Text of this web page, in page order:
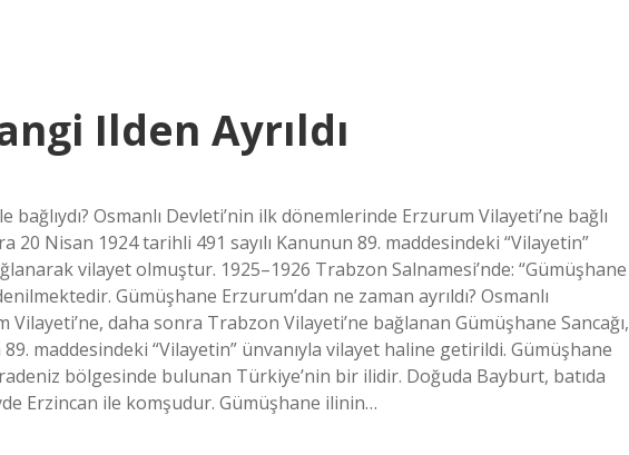
Ilden Ayrıldı
Osmanlı Devleti’nin ilk dönemlerinde Erzurum Vilayeti’ne bağlı
20 Nisan 1924 tarihli 491 sayılı Kanunun 89. maddesindeki “Vilayetin”
vilayet olmuştur. 1925–1926 Trabzon Salnamesi’nde: “Gümüşhane
Gümüşhane Erzurum’dan ne zaman ayrıldı? Osmanlı
daha sonra Trabzon Vilayeti’ne bağlanan Gümüşhane Sancağı,
89. maddesindeki “Vilayetin” ünvanıyla vilayet haline getirildi. Gümüşhane
bölgesinde bulunan Türkiye’nin bir ilidir. Doğuda Bayburt, batıda
Erzincan ile komşudur. Gümüşhane ilinin…